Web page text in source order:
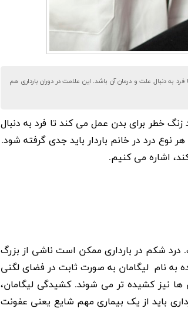
دنبال علت و درمان آن باشد. این علامت در دوران بارداری هم
خطر برای بدن عمل می کند تا فرد به دنبال
نوع درد در خانم باردار باید جدی گرفته شود.
اشاره می کنیم.
درد شکم در بارداری ممکن است ناشی از بزرگ
نام لیگامان به صورت ثابت در فضای لگنی
نیز کشیده تر می شوند. کشیدگی لیگامان،
باید از یک بیماری مهم شایع یعنی عفونت